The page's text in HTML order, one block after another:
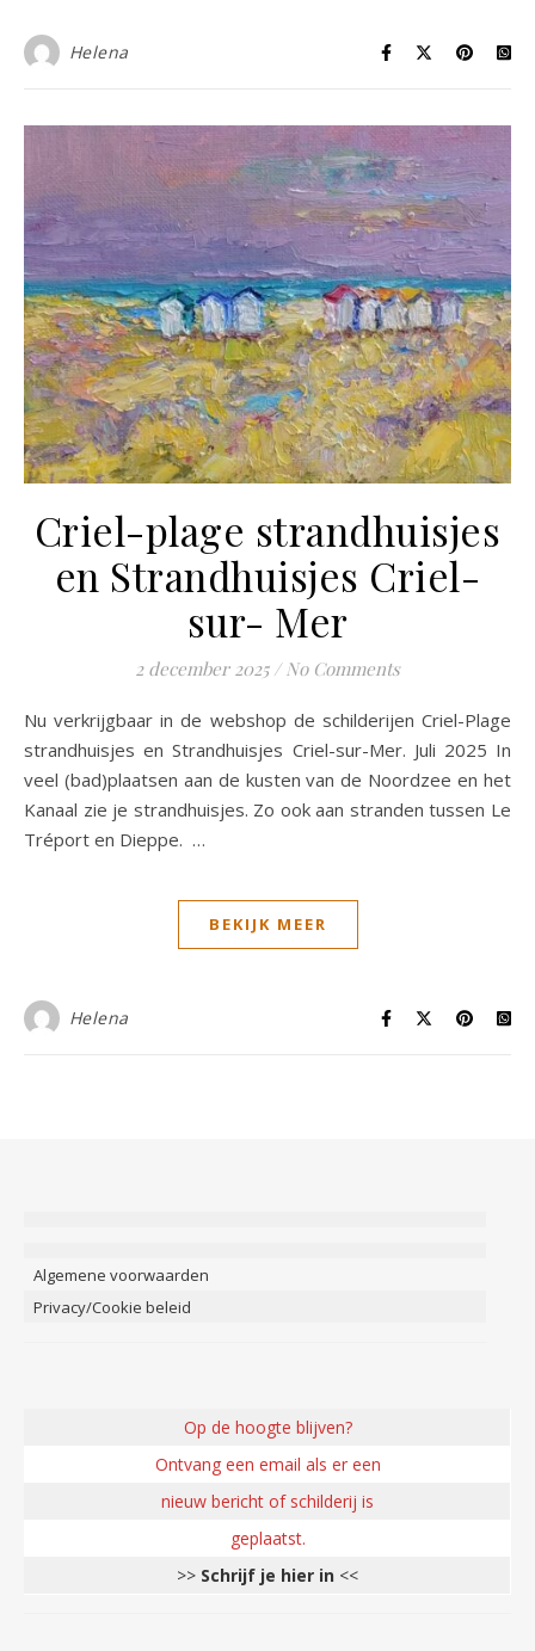
Helena
Criel-plage strandhuisjes
en Strandhuisjes Criel-
sur- Mer
2 december 2025 / No Comments
Nu verkrijgbaar in de webshop de schilderijen Criel-Plage
strandhuisjes en Strandhuisjes Criel-sur-Mer. Juli 2025 In
veel (bad)plaatsen aan de kusten van de Noordzee en het
Kanaal zie je strandhuisjes. Zo ook aan stranden tussen Le
Tréport en Dieppe. …
BEKIJK MEER
Helena
Algemene voorwaarden
Privacy/Cookie beleid
Op de hoogte blijven?
Ontvang een email als er een
nieuw bericht of schilderij is
geplaatst.
>> Schrijf je hier in <<